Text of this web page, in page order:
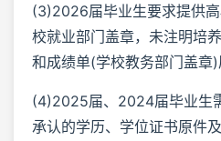
(3)2026届毕业生要求提供
校就业部门盖章，未注明培
和成绩单(学校教务部门盖章
(4)2025届、2024届毕业生
承认的学历、学位证书原件